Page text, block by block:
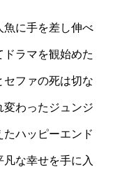
魚に手を差し伸べ
ラマを観始めた
セファの死は切な
変わったジュンジ
たハッピーエンド
な幸せを手に入